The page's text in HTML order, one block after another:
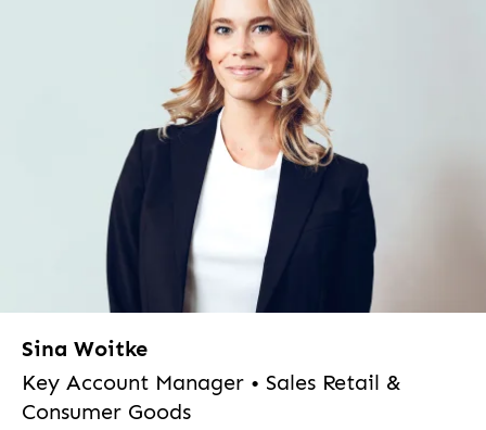
Sina Woitke
Key Account Manager • Sales Retail &
Consumer Goods